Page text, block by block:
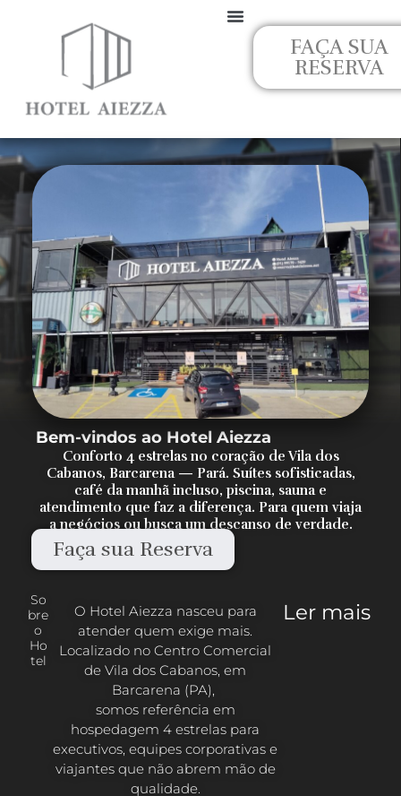
FAÇA SUA
RESERVA
Bem-vindos ao Hotel Aiezza
Conforto 4 estrelas no coração de Vila dos
Cabanos, Barcarena — Pará. Suítes sofisticadas,
café da manhã incluso, piscina, sauna e
atendimento que faz a diferença. Para quem viaja
a negócios ou busca um descanso de verdade.
Faça sua Reserva
So
bre
o
Ho
tel
O Hotel Aiezza nasceu para
atender quem exige mais.
Localizado no Centro Comercial
de Vila dos Cabanos, em
Barcarena (PA),
somos referência em
hospedagem 4 estrelas para
executivos, equipes corporativas e
viajantes que não abrem mão de
qualidade.
Ler mais